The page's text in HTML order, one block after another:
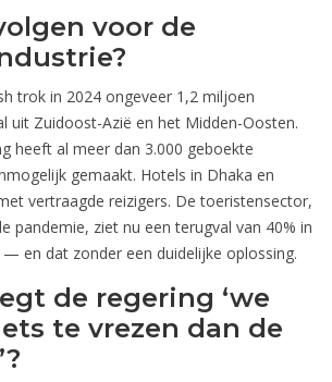
voor de
trok in 2024 ongeveer 1,2 miljoen
uit Zuidoost-Azië en het Midden-Oosten.
heeft al meer dan 3.000 geboekte
gemaakt. Hotels in Dhaka en
vertraagde reizigers. De toeristensector,
pandemie, ziet nu een terugval van 40% in
en dat zonder een duidelijke oplossing.
de regering ‘we
te vrezen dan de